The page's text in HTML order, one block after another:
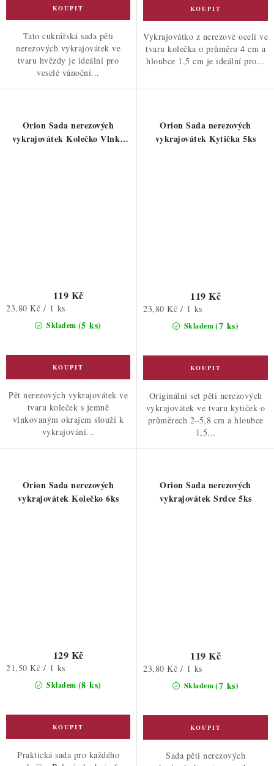
Tato cukrářská sada pěti
nerezových vykrajovátek ve
tvaru hvězdy je ideální pro
veselé vánoční...
Vykrajovátko z nerezové oceli ve
tvaru kolečka o průměru 4 cm a
hloubce 1,5 cm je ideální pro...
Orion Sada nerezových
vykrajovátek Kolečko Vlnka
Skladem (5 ks)
119 Kč
Měrná
23,80 Kč / 1 ks
Pět nerezových vykrajovátek ve
tvaru koleček s jemně
vlnkovaným okrajem slouží k
vykrajování...
Orion Sada nerezových
vykrajovátek Kytička 5ks
Skladem(7 ks)
119 Kč
Měrná
23,80 Kč / 1 ks
Originální set pěti nerezových
vykrajovátek ve tvaru kytiček o
průměrech 2–5,8 cm a hloubce
1,5...
Orion Sada nerezových
vykrajovátek Kolečko 6ks
Skladem (8 ks)
129 Kč
Měrná
21,50 Kč / 1 ks
Praktická sada pro každého
Orion Sada nerezových
vykrajovátek Srdce 5ks
Skladem(7 ks)
119 Kč
Měrná
23,80 Kč / 1 ks
Sada pěti nerezových